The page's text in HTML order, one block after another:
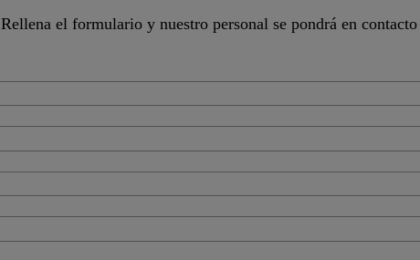
Rellena el formulario y nuestro personal se pondrá en